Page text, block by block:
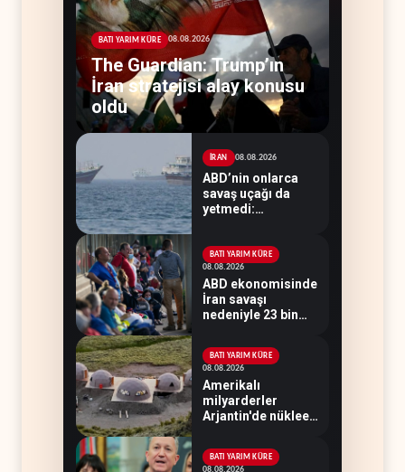
BATI YARIM KÜRE 08.08.2026
The Guardian: Trump’ın
İran stratejisi alay konusu
oldu
İRAN 08.08.2026
ABD’nin onlarca
savaş uçağı da
yetmedi:
BATI YARIM KÜRE
08.08.2026
ABD ekonomisinde
İran savaşı
nedeniyle 23 bin
yaşandı
BATI YARIM KÜRE
08.08.2026
Amerikalı
milyarderler
Arjantin'de nükleer
ediyor
BATI YARIM KÜRE
08.08.2026